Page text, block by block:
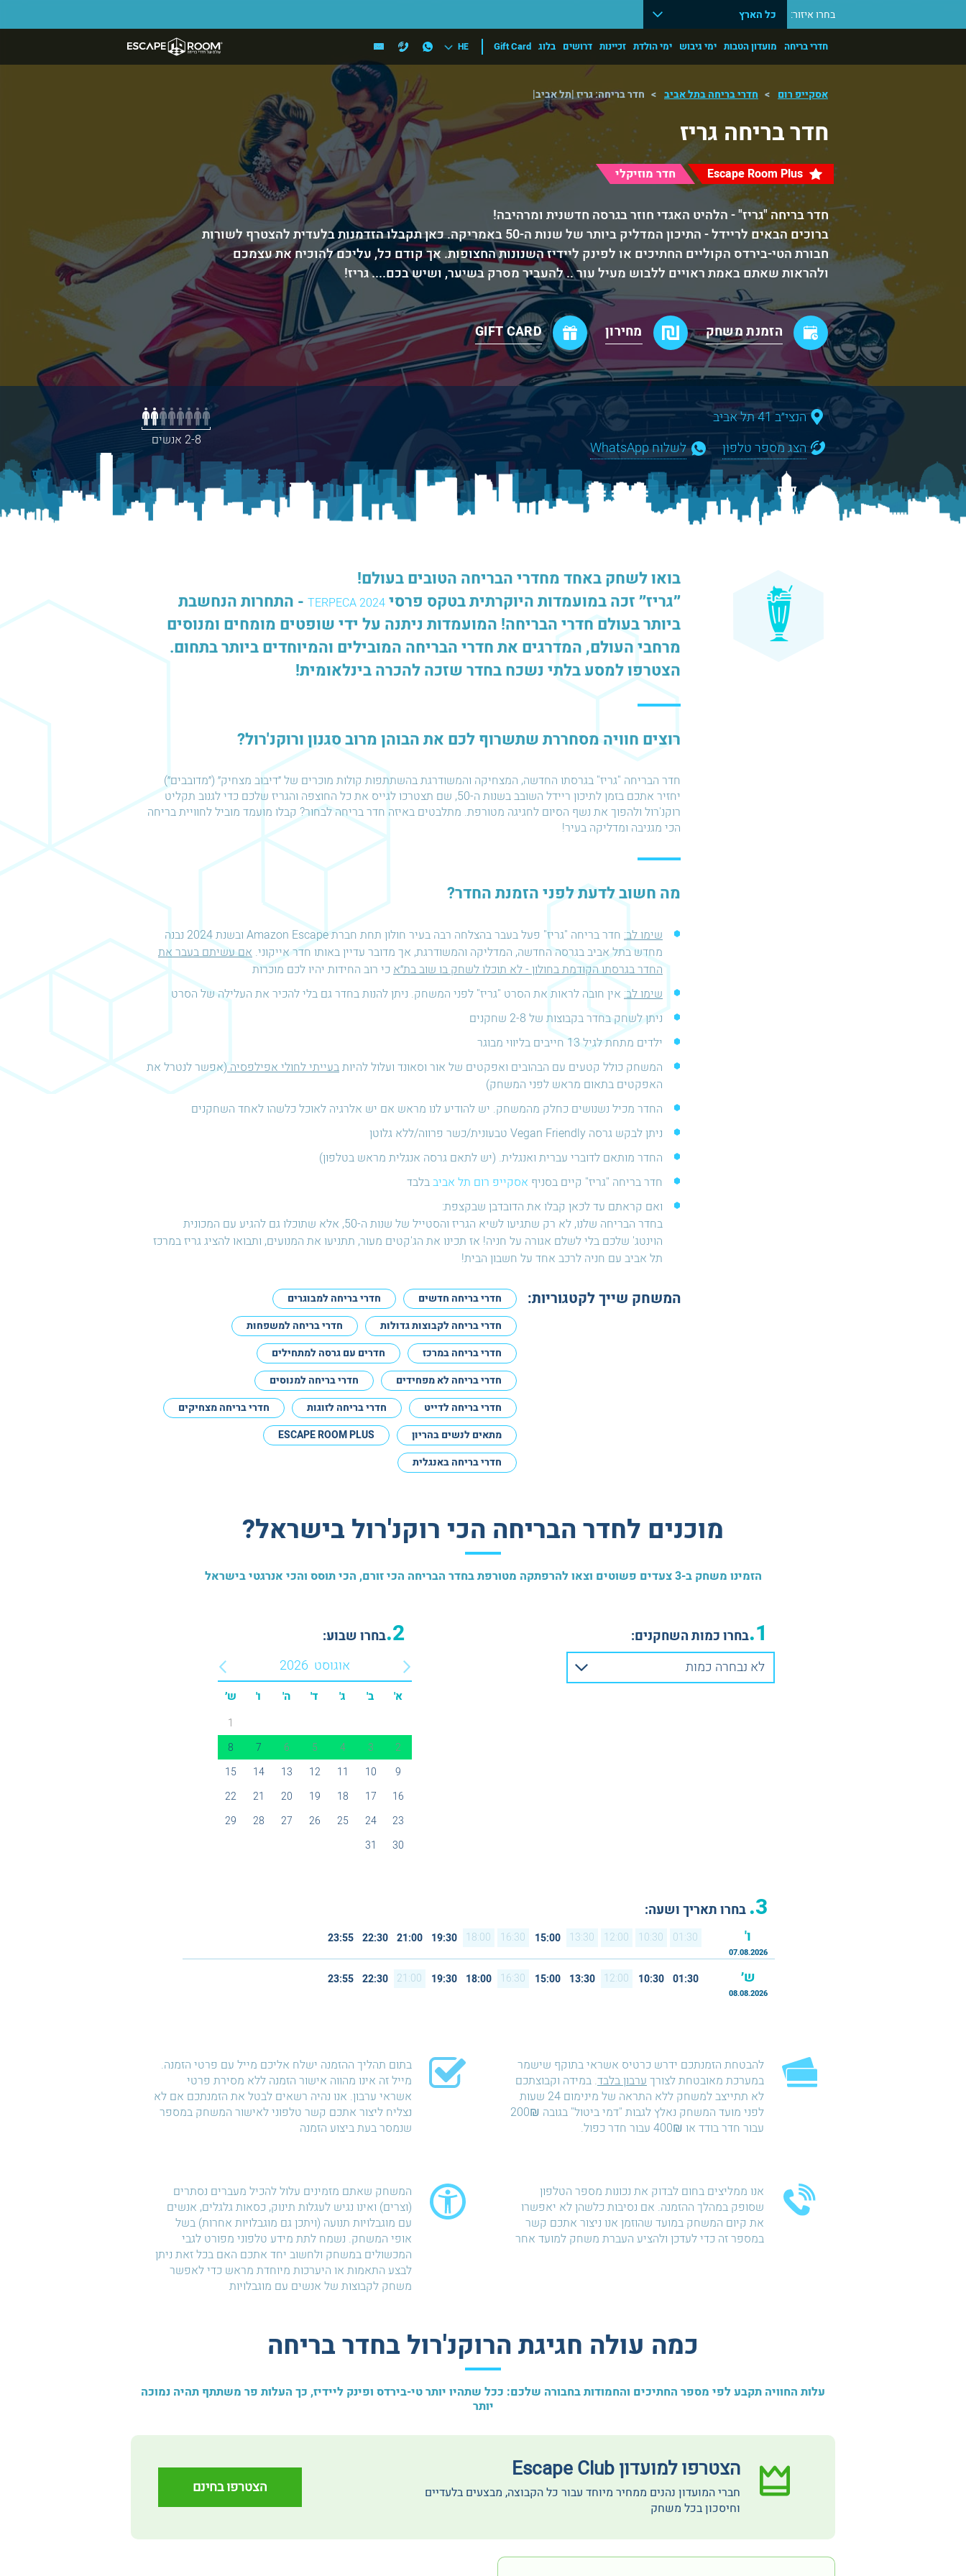
בחרו איזור: כל הארץ
חדרי בריחה מועדון הטבות ימי גיבוש ימי הולדת זכיינות דרושים בלוג Gift Card
HE
אסקייפ רום חדרי בריחה בתל אביב חדר בריחה: גריז |תל אביב|
חדר בריחה גריז
Escape Room Plus חדר מוזיקלי
חדר בריחה "גריז" - הלהיט האגדי חוזר בגרסה חדשנית ומרהיבה!
ברוכים הבאים לריידל - התיכון המדליק ביותר של שנות ה-50 באמריקה. כאן תקבלו הזדמנות בלעדית להצטרף לשורות
חבורת הטי-בירדס הקוליים החתיכים או לפינק ליידיז השנונות החצופות. אך קודם כל, עליכם להוכיח את עצמכם
ולהראות שאתם באמת ראויים ללבוש מעיל עור .. להעביר מסרק בשיער, ושיש בכם.... גריז!
הזמנת משחק מחירון GIFT CARD
הנצי״ב 41 תל אביב
הצג מספר טלפון
לשלוח WhatsApp 2-8 אנשים
בואו לשחק באחד מחדרי הבריחה הטובים בעולם!
״גריז״ זכה במועמדות היוקרתית בטקס פרסי TERPECA 2024 - התחרות הנחשבת
ביותר בעולם חדרי הבריחה! המועמדות ניתנה על ידי שופטים מומחים ומנוסים
מרחבי העולם, המדרגים את חדרי הבריחה המובילים והמיוחדים ביותר בתחום.
הצטרפו למסע בלתי נשכח בחדר שזכה להכרה בינלאומית!
רוצים חוויה מסחררת שתשרוף לכם את הבוהן מרוב סגנון ורוקנ'רול?
חדר הבריחה "גריז" בגרסתו החדשה, המצחיקה והמשודרגת בהשתתפות קולות מוכרים של ״דיבוב מצחיק״ (״מדובבים״)
יחזיר אתכם בזמן לתיכון ריידל השובב בשנות ה-50, שם תצטרכו לגייס את כל החוצפה והגריז שלכם כדי לגנוב תקליט
רוקנ'רול ולהפוך את נשף הסיום לחגיגה מטורפת. מתלבטים באיזה חדר בריחה לבחור? קבלו מועמד מוביל לחוויית בריחה
הכי מגניבה ומדליקה בעיר!
מה חשוב לדעת לפני הזמנת החדר?
שימו לב:
חדר בריחה "גריז" פעל בעבר בהצלחה רבה בעיר חולון תחת חברת Amazon Escape ובשנת 2024 נבנה
מחדש בתל אביב בגרסה החדשה, המדליקה והמשודרגת, אך מדובר עדיין באותו חדר אייקוני. אם עשיתם בעבר את
החדר בגרסתו הקודמת בחולון - לא תוכלו לשחק בו שוב בת״א כי רוב החידות יהיו לכם מוכרות
שימו לב: אין חובה לראות את הסרט "גריז" לפני המשחק. ניתן להנות בחדר גם בלי להכיר את העלילה של הסרט
ניתן לשחק בחדר בקבוצות של 2-8 שחקנים
ילדים מתחת לגיל 13 חייבים בליווי מבוגר
המשחק כולל קטעים עם הבהובים ואפקטים של אור וסאונד ועלול להיותבעייתי לחולי אפילפסיה(אפשר לנטרל את
האפקטים בתאום מראש לפני המשחק)
החדר מכיל נשנושים כחלק מהמשחק. יש להודיע לנו מראש אם יש אלרגיה לאוכל כלשהו לאחד השחקנים
ניתן לבקש גרסה Vegan Friendly טבעונית/כשר פרווה/ללא גלוטן
החדר מותאם לדוברי עברית ואנגלית. (יש לתאם גרסה אנגלית מראש בטלפון)
חדר בריחה "גריז" קיים בסניף אסקייפ רום תל אביבבלבד
ואם קראתם עד לכאן קבלו את הדובדבן שבקצפת:
בחדר הבריחה שלנו, לא רק שתגיעו לשיא הגריז והסטייל של שנות ה-50, אלא שתוכלו גם להגיע עם המכונית
הוינטג' שלכם בלי לשלם אגורה על חניה! אז תכינו את הג'קטים מעור, תתניעו את המנועים, ותבואו להציג גריז במרכז
תל אביב עם חניה לרכב אחד על חשבון הבית!
המשחק שייך לקטגוריות: חדרי בריחה חדשים
חדרי בריחה למבוגרים
חדרי בריחה לקבוצות גדולות
חדרי בריחה למשפחות
חדרי בריחה במרכז
חדרים עם גרסה למתחילים
חדרי בריחה לא מפחידים
חדרי בריחה למנוסים
חדרי בריחה לדייט
חדרי בריחה לזוגות
חדרי בריחה מצחיקים
מתאים לנשים בהריון
ESCAPE ROOM PLUS
חדרי בריחה באנגלית
מוכנים לחדר הבריחה הכי רוקנ'רול בישראל?
הזמינו משחק ב-3 צעדים פשוטים וצאו להרפתקה מטורפת בחדר הבריחה הכי זורם, הכי תוסס והכי אנרגטי בישראל
1. בחרו כמות השחקנים:
לא נבחרה כמות
2. בחרו שבוע:
אוגוסט 2026
א' ב' ג' ד' ה' ו' ש׳
1
2
3
4
5
6
7
8
9
10
11
12
13
14
15
16
17
18
19
20
21
22
23
24
25
26
27
28
29
30
31
3. בחרו תאריך ושעה:
ו'
07.08.2026
01:30
10:30
12:00
13:30
15:00
16:30
18:00
19:30
21:00
22:30
23:55
ש׳
08.08.2026
01:30
10:30
12:00
13:30
15:00
16:30
18:00
19:30
21:00
22:30
23:55
בתום תהליך ההזמנה ישלח אליכם מייל עם פרטי הזמנה.
מייל זה אינו מהווה אישור הזמנה ללא מסירת פרטי
אשראי ערבון. אנו נהיה רשאים לבטל את הזמנתכם אם לא
נצליח ליצור אתכם קשר טלפוני לאישור המשחק במספר
שנמסר בעת ביצוע הזמנה
להבטחת הזמנתכם ידרש כרטיס אשראי בתוקף שישמר
במערכת מאובטחת לצורךערבון בלבד. במידה וקבוצתכם
לא תתייצב למשחק ללא התראה של מינימום 24 שעות
לפני מועד המשחק נאלץ לגבות "דמי ביטול" בגובה 200₪
עבור חדר בודד או 400₪ עבור חדר כפול.
המשחק שאתם מזמינים עלול להכיל מעברים נסתרים
(וצרים) ואינו נגיש לעגלות תינוק, כסאות גלגלים, אנשים
עם מוגבלויות תנועה (ויתכן גם מוגבלויות אחרות) בשל
אופי המשחק. נשמח לתת מידע טלפוני מפורט לגבי
המכשולים במשחק ולחשוב יחד אתכם האם בכל זאת ניתן
לבצע התאמות או היערכות מיוחדת מראש כדי לאפשר
משחק לקבוצות של אנשים עם מוגבלויות
אנו ממליצים בחום לבדוק את נכונות מספר הטלפון
שסופק במהלך ההזמנה. אם נסיבות כלשהן לא יאפשרו
את קיום המשחק במועד שהוזמן אנו ניצור אתכם קשר
במספר זה כדי לעדכן ולהציע העברת משחק למועד אחר
כמה עולה חגיגת הרוקנ'רול בחדר בריחה
עלות החוויה תקבע לפי מספר החתיכים והחמודות בחבורה שלכם: ככל שתהיו יותר טי-בירדס ופינק ליידיז, כך העלות פר משתתף תהיה נמוכה
יותר
הצטרפו למועדון Escape Club
חברי המועדון נהנים ממחיר מיוחד עבור כל הקבוצה, מבצעים בלעדיים
וחיסכון בכל משחק
הצטרפו בחינם